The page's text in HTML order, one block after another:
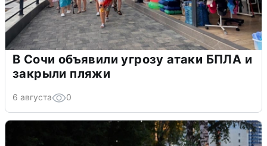
В Сочи объявили угрозу атаки БПЛА и
закрыли пляжи
6 августа 0